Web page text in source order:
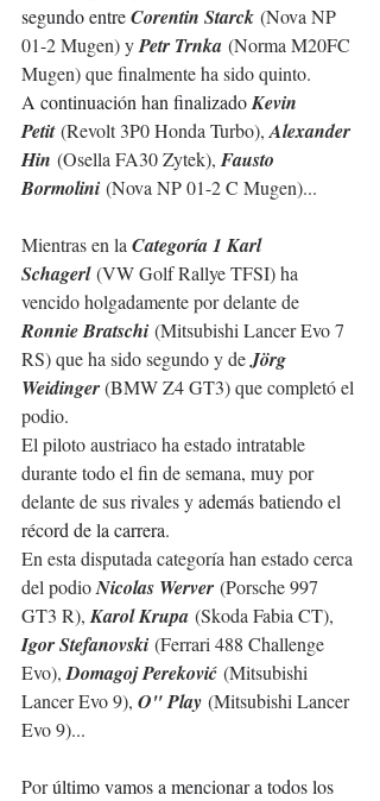
segundo entre Corentin Starck (Nova NP
01-2 Mugen) y Petr Trnka (Norma M20FC
Mugen) que finalmente ha sido quinto.
A continuación han finalizado Kevin
Petit (Revolt 3P0 Honda Turbo), Alexander
Hin (Osella FA30 Zytek), Fausto
Bormolini (Nova NP 01-2 C Mugen)...
Mientras en la Categoría 1 Karl
Schagerl (VW Golf Rallye TFSI) ha
vencido holgadamente por delante de
Ronnie Bratschi (Mitsubishi Lancer Evo 7
RS) que ha sido segundo y de Jörg
Weidinger (BMW Z4 GT3) que completó el
podio.
El piloto austriaco ha estado intratable
durante todo el fin de semana, muy por
delante de sus rivales y además batiendo el
récord de la carrera.
En esta disputada categoría han estado cerca
del podio Nicolas Werver (Porsche 997
GT3 R), Karol Krupa (Skoda Fabia CT),
Igor Stefanovski (Ferrari 488 Challenge
Evo), Domagoj Pereković (Mitsubishi
Lancer Evo 9), O" Play (Mitsubishi Lancer
Evo 9)...
Por último vamos a mencionar a todos los